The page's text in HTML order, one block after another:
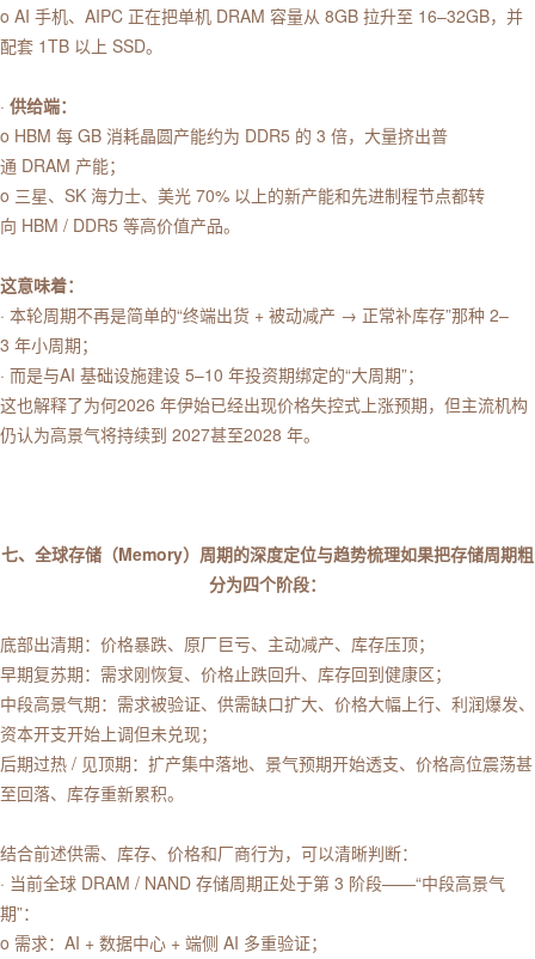
o AI 手机、AIPC 正在把单机 DRAM 容量从 8GB 拉升至 16–32GB，并
配套 1TB 以上 SSD。
· 供给端：
o HBM 每 GB 消耗晶圆产能约为 DDR5 的 3 倍，大量挤出普
通 DRAM 产能；
o 三星、SK 海力士、美光 70% 以上的新产能和先进制程节点都转
向 HBM / DDR5 等高价值产品。
这意味着：
· 本轮周期不再是简单的“终端出货 + 被动减产 → 正常补库存”那种 2–
3 年小周期；
· 而是与AI 基础设施建设 5–10 年投资期绑定的“大周期”；
这也解释了为何2026 年伊始已经出现价格失控式上涨预期，但主流机构
仍认为高景气将持续到 2027甚至2028 年。
七、全球存储（Memory）周期的深度定位与趋势梳理如果把存储周期粗
分为四个阶段：
底部出清期：价格暴跌、原厂巨亏、主动减产、库存压顶；
早期复苏期：需求刚恢复、价格止跌回升、库存回到健康区；
中段高景气期：需求被验证、供需缺口扩大、价格大幅上行、利润爆发、
资本开支开始上调但未兑现；
后期过热 / 见顶期：扩产集中落地、景气预期开始透支、价格高位震荡甚
至回落、库存重新累积。
结合前述供需、库存、价格和厂商行为，可以清晰判断：
· 当前全球 DRAM / NAND 存储周期正处于第 3 阶段——“中段高景气
期”：
o 需求：AI + 数据中心 + 端侧 AI 多重验证；